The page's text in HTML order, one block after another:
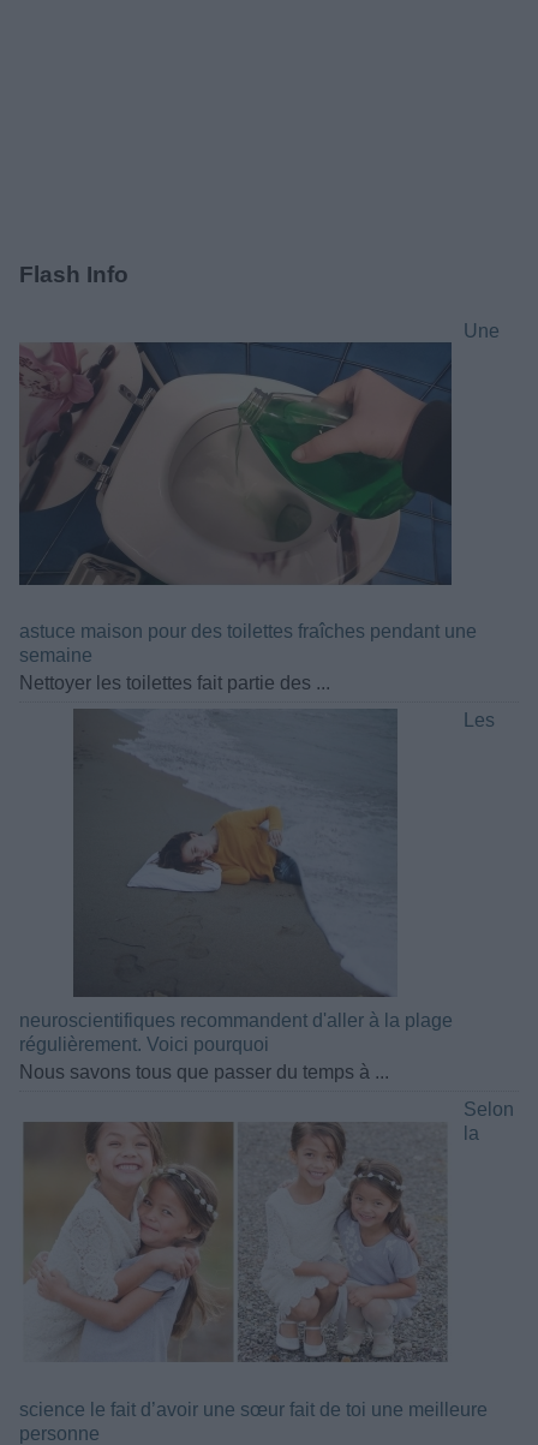
Flash Info
Une
astuce maison pour des toilettes fraîches pendant une
semaine
Nettoyer les toilettes fait partie des ...
Les
neuroscientifiques recommandent d'aller à la plage
régulièrement. Voici pourquoi
Nous savons tous que passer du temps à ...
Selon
la
science le fait d’avoir une sœur fait de toi une meilleure
personne